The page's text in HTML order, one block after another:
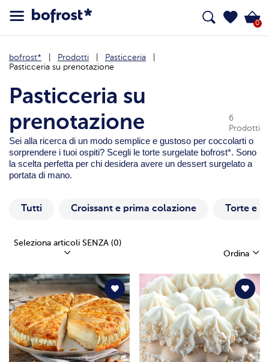
0
bofrost* Prodotti
Pasticceria
Pasticceria su prenotazione
Pasticceria su
prenotazione
6
Prodotti
Sei alla ricerca di un modo semplice e gustoso per coccolarti o
sorprendere i tuoi ospiti? Scegli le torte surgelate bofrost*. Sono
la scelta perfetta per chi desidera avere un dessert surgelato a
portata di mano.
Tutti Croissant e prima colazione Torte e
Seleziona articoli SENZA (0)
Ordina